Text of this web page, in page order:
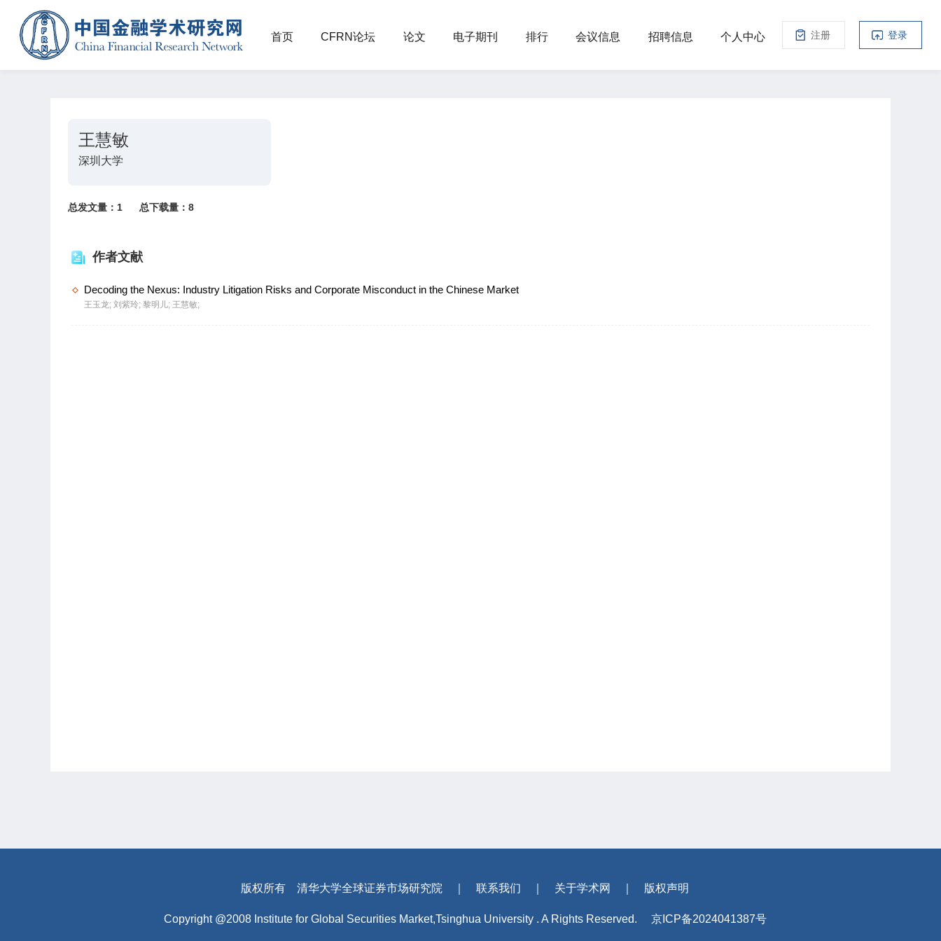
注册 登录
首页 CFRN论坛 论文 电子期刊 排行 会议信息 招聘信息 个人中心
王慧敏
深圳大学
总发文量： 1 总下载量： 8
作者文献
Decoding the Nexus: Industry Litigation Risks and Corporate Misconduct in the Chinese Market
王玉龙; 刘紫玲; 黎明儿; 王慧敏;
版权所有 清华大学全球证券市场研究院 联系我们 关于学术网 版权声明
Copyright @2008 Institute for Global Securities Market,Tsinghua University . A Rights Reserved. 京ICP备2024041387号